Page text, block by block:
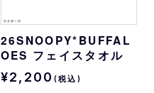
26SNOOPY*BUFFAL
OES フェイスタオル
¥2,200 (税込)